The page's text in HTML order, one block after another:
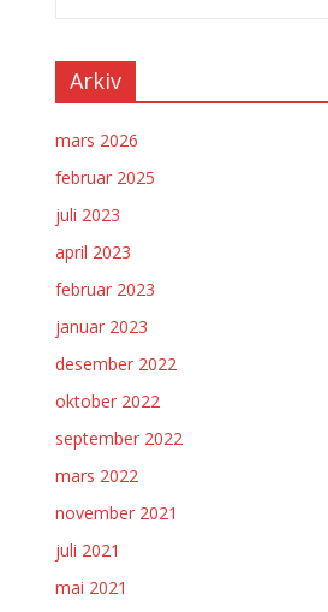
Arkiv
mars 2026
februar 2025
juli 2023
april 2023
februar 2023
januar 2023
desember 2022
oktober 2022
september 2022
mars 2022
november 2021
juli 2021
mai 2021